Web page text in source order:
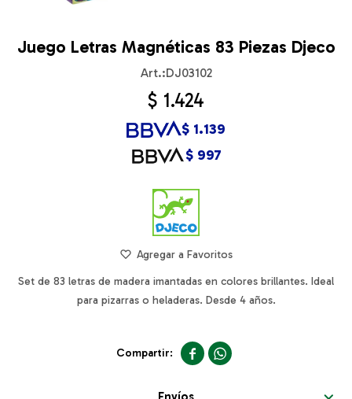
Juego Letras Magnéticas 83 Piezas Djeco
DJ03102
$ 1.424
$ 997
$ 1.139
Set de 83 letras de madera imantadas en colores brillantes. Ideal
para pizarras o heladeras. Desde 4 años.
 